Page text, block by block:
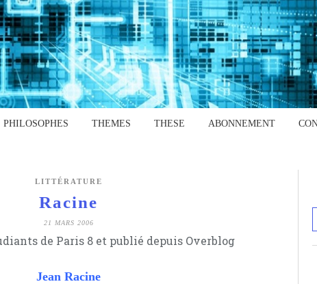
PHILOSOPHES THEMES THESE ABONNEMENT
LITTÉRATURE
Racine
21 MARS 2006
de Paris 8 et publié depuis Overblog
Jean Racine